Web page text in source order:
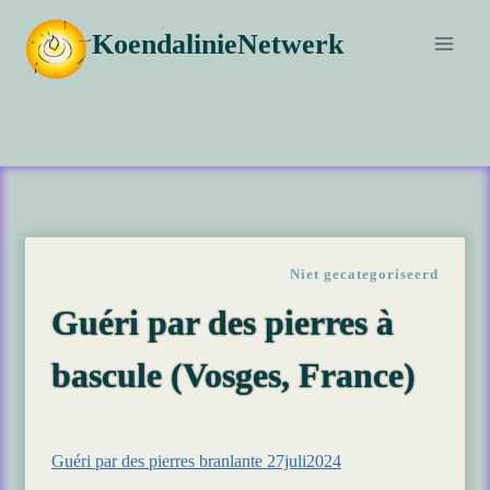
naar
inhoud
KoendalinieNetwerk
Niet gecategoriseerd
Guéri par des pierres à
bascule (Vosges, France)
Guéri par des pierres branlante 27juli2024